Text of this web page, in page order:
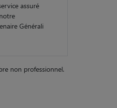
assuré
Générali
non professionnel.